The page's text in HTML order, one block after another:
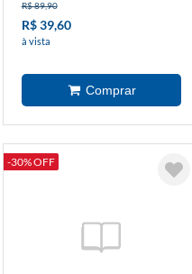
R$ 89,90
R$ 39,60
à vista
-30% OFF